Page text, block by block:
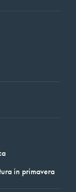
in primavera